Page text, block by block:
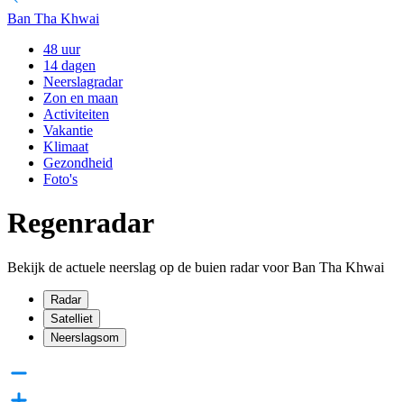
Ban Tha Khwai
48 uur
14 dagen
Neerslagradar
Zon en maan
Activiteiten
Vakantie
Klimaat
Gezondheid
Foto's
Regenradar
Bekijk de actuele neerslag op de buien radar voor Ban Tha Khwai
Radar
Satelliet
Neerslagsom